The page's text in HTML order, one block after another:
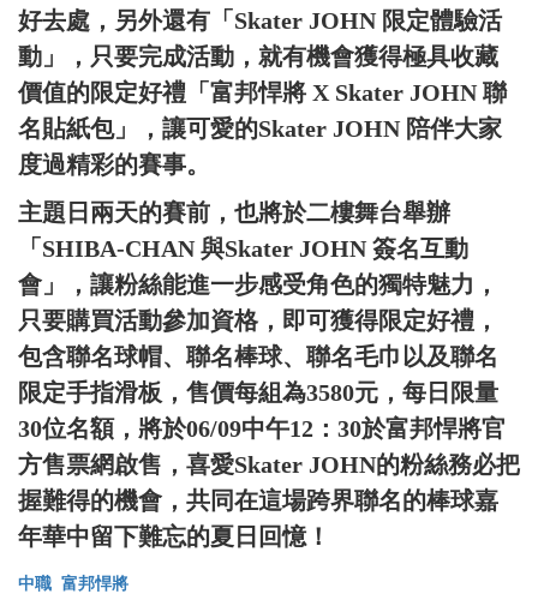
好去處，另外還有「Skater JOHN 限定體驗活
動」，只要完成活動，就有機會獲得極具收藏
價值的限定好禮「富邦悍將 X Skater JOHN 聯
名貼紙包」，讓可愛的Skater JOHN 陪伴大家
度過精彩的賽事。
主題日兩天的賽前，也將於二樓舞台舉辦
「SHIBA-CHAN 與Skater JOHN 簽名互動
會」，讓粉絲能進一步感受角色的獨特魅力，
只要購買活動參加資格，即可獲得限定好禮，
包含聯名球帽、聯名棒球、聯名毛巾以及聯名
限定手指滑板，售價每組為3580元，每日限量
30位名額，將於06/09中午12：30於富邦悍將官
方售票網啟售，喜愛Skater JOHN的粉絲務必把
握難得的機會，共同在這場跨界聯名的棒球嘉
年華中留下難忘的夏日回憶！
中職 富邦悍將